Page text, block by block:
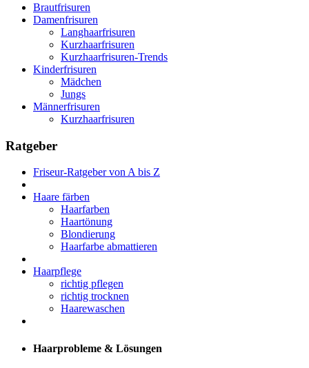
Brautfrisuren
Damenfrisuren
Langhaarfrisuren
Kurzhaarfrisuren
Kurzhaarfrisuren-Trends
Kinderfrisuren
Mädchen
Jungs
Männerfrisuren
Kurzhaarfrisuren
Ratgeber
Friseur-Ratgeber von A bis Z
Haare färben
Haarfarben
Haartönung
Blondierung
Haarfarbe abmattieren
Haarpflege
richtig pflegen
richtig trocknen
Haarewaschen
Haarprobleme & Lösungen